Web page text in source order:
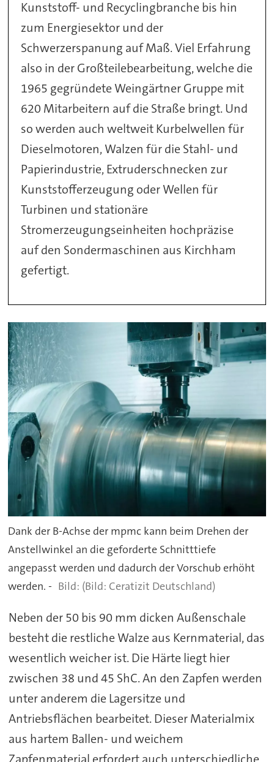
Kunststoff- und Recyclingbranche bis hin
zum Energiesektor und der
Schwerzerspanung auf Maß. Viel Erfahrung
also in der Großteilebearbeitung, welche die
1965 gegründete Weingärtner Gruppe mit
620 Mitarbeitern auf die Straße bringt. Und
so werden auch weltweit Kurbelwellen für
Dieselmotoren, Walzen für die Stahl- und
Papierindustrie, Extruderschnecken zur
Kunststofferzeugung oder Wellen für
Turbinen und stationäre
Stromerzeugungseinheiten hochpräzise
auf den Sondermaschinen aus Kirchham
gefertigt.
Dank der B-Achse der mpmc kann beim Drehen der
Anstellwinkel an die geforderte Schnitttiefe
angepasst werden und dadurch der Vorschub erhöht
werden. -
(Bild: Ceratizit Deutschland)
Neben der 50 bis 90 mm dicken Außenschale
besteht die restliche Walze aus Kernmaterial, das
wesentlich weicher ist. Die Härte liegt hier
zwischen 38 und 45 ShC. An den Zapfen werden
unter anderem die Lagersitze und
Antriebsflächen bearbeitet. Dieser Materialmix
aus hartem Ballen- und weichem